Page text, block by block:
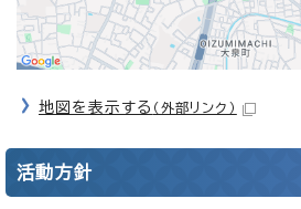
地図を表示する （外部リンク）
活動方針